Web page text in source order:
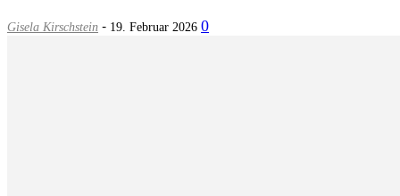
Gisela Kirschstein - 19. Februar 2026 0